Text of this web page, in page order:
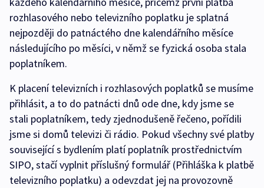
rozhlasového nebo televizního poplatku je splatná
nejpozději do patnáctého dne kalendářního měsíce
následujícího po měsíci, v němž se fyzická osoba stala
poplatníkem.
K placení televizních i rozhlasových poplatků se musíme
přihlásit, a to do patnácti dnů ode dne, kdy jsme se
stali poplatníkem, tedy zjednodušeně řečeno, pořídili
jsme si domů televizi či rádio. Pokud všechny své platby
související s bydlením platí poplatník prostřednictvím
SIPO, stačí vyplnit příslušný formulář (Přihláška k platbě
televizního poplatku) a odevzdat jej na provozovně